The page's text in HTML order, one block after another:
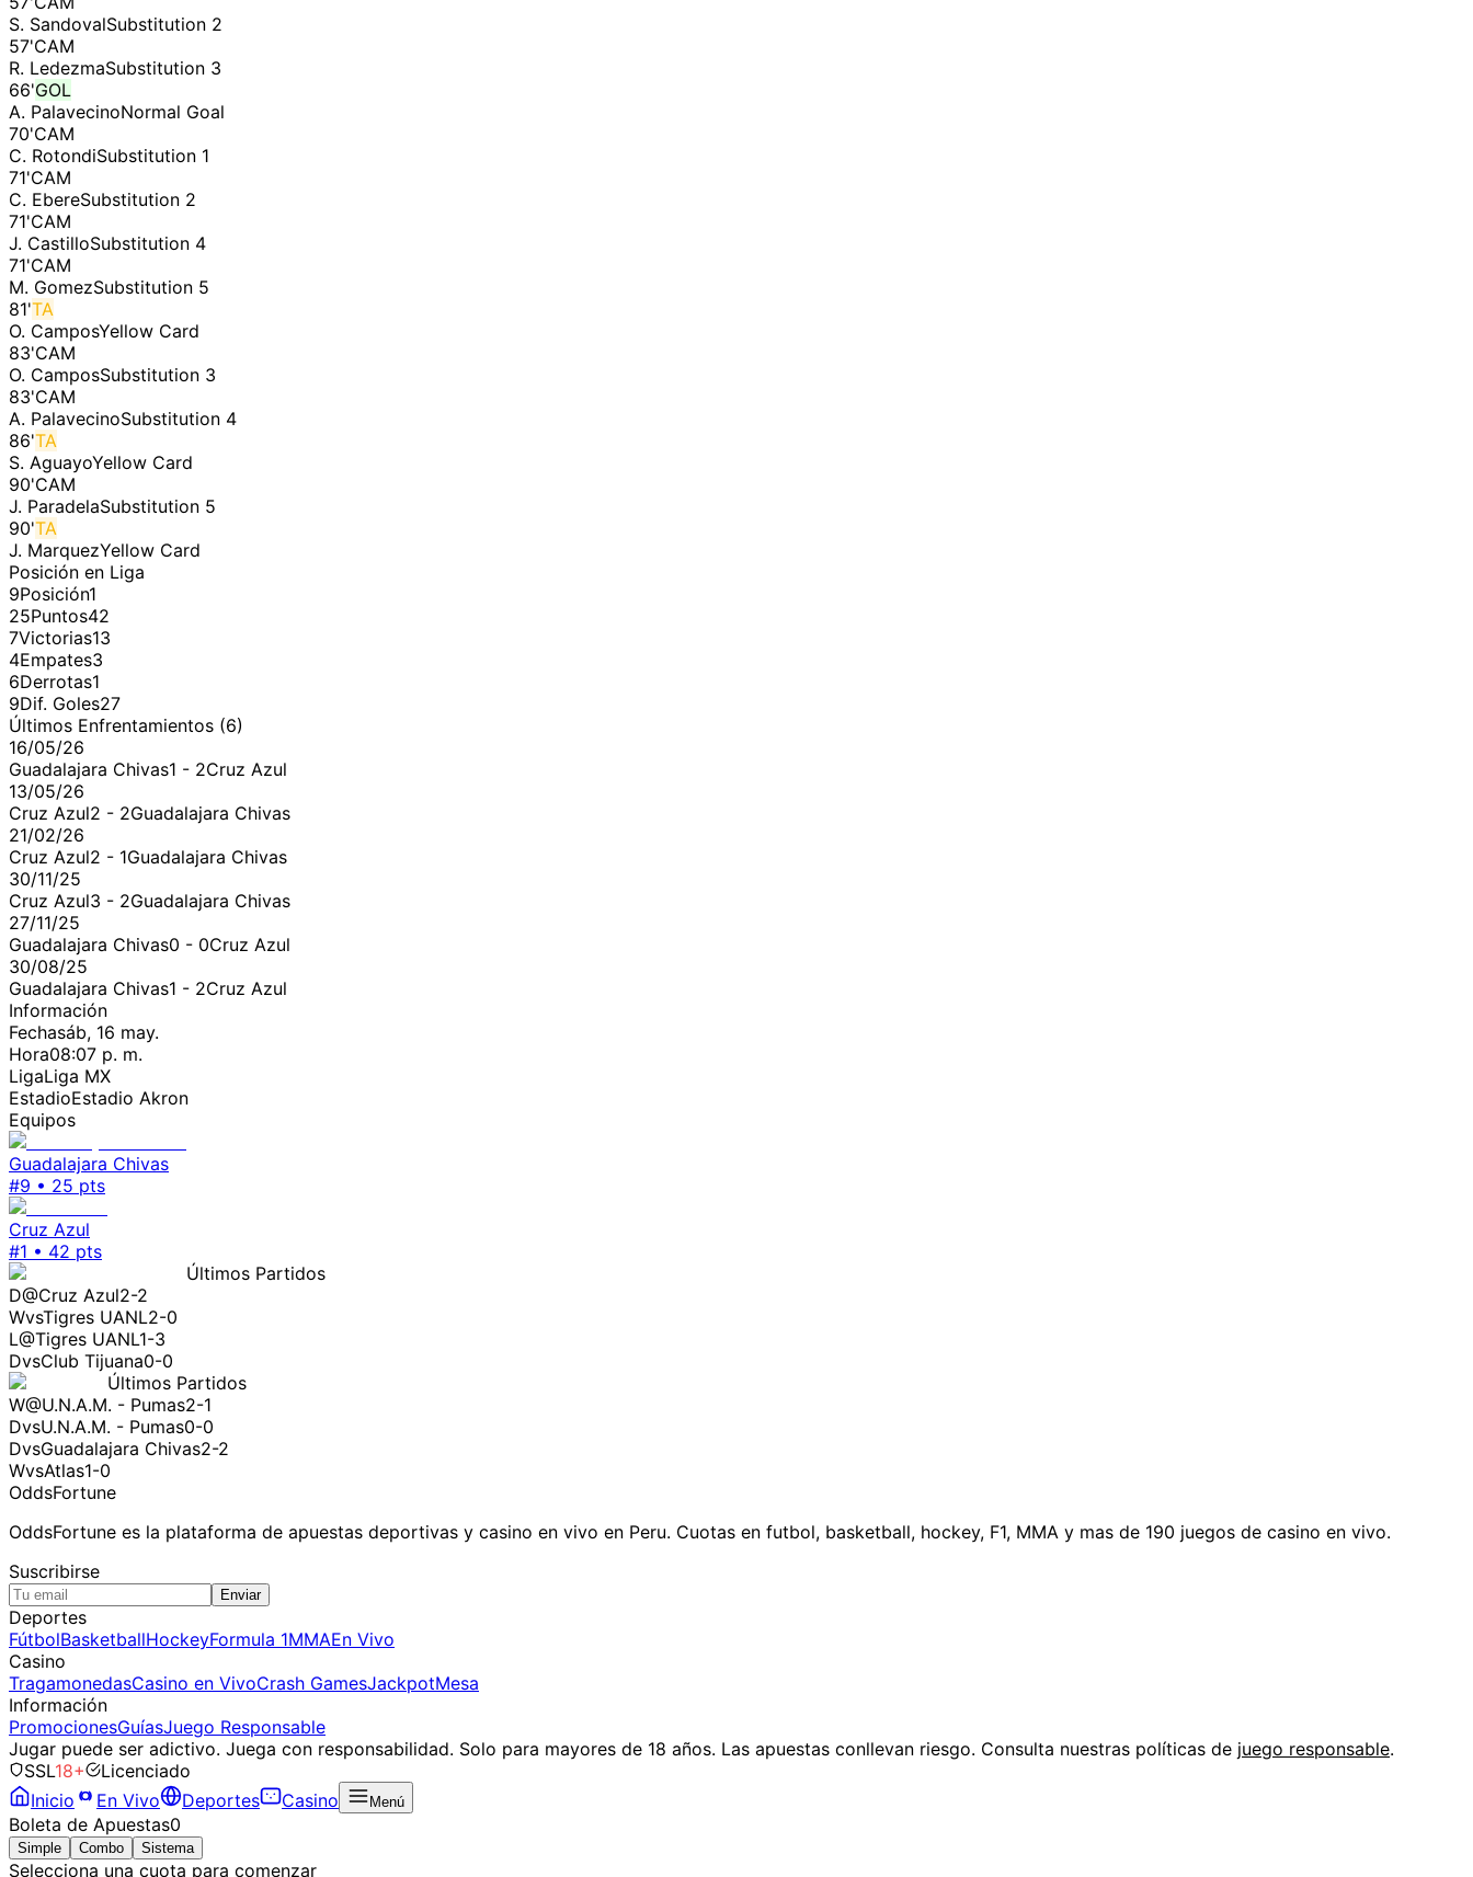
S. SandovalSubstitution 2
57'CAM
R. LedezmaSubstitution 3
66'GOL
A. PalavecinoNormal Goal
70'CAM
C. RotondiSubstitution 1
71'CAM
C. EbereSubstitution 2
71'CAM
J. CastilloSubstitution 4
71'CAM
M. GomezSubstitution 5
81'TA
O. CamposYellow Card
83'CAM
O. CamposSubstitution 3
83'CAM
A. PalavecinoSubstitution 4
86'TA
S. AguayoYellow Card
90'CAM
J. ParadelaSubstitution 5
90'TA
J. MarquezYellow Card
Posición en Liga
9Posición1
25Puntos42
7Victorias13
4Empates3
6Derrotas1
9Dif. Goles27
Últimos Enfrentamientos (6)
16/05/26
Guadalajara Chivas1 - 2Cruz Azul
13/05/26
Cruz Azul2 - 2Guadalajara Chivas
21/02/26
Cruz Azul2 - 1Guadalajara Chivas
30/11/25
Cruz Azul3 - 2Guadalajara Chivas
27/11/25
Guadalajara Chivas0 - 0Cruz Azul
30/08/25
Guadalajara Chivas1 - 2Cruz Azul
Información
Fechasáb, 16 may.
Hora08:07 p. m.
LigaLiga MX
EstadioEstadio Akron
Equipos
Guadalajara Chivas
#9 • 25 pts
Cruz Azul
#1 • 42 pts
Últimos Partidos
D@Cruz Azul2-2
WvsTigres UANL2-0
L@Tigres UANL1-3
DvsClub Tijuana0-0
Últimos Partidos
W@U.N.A.M. - Pumas2-1
DvsU.N.A.M. - Pumas0-0
DvsGuadalajara Chivas2-2
WvsAtlas1-0
OddsFortune
OddsFortune es la plataforma de apuestas deportivas y casino en vivo en Peru. Cuotas en futbol, basketball, hockey, F1, MMA y mas de 190 juegos de casino en vivo.
Suscribirse
Enviar
Deportes
FútbolBasketballHockeyFormula 1MMAEn Vivo
Casino
TragamonedasCasino en VivoCrash GamesJackpotMesa
Información
PromocionesGuíasJuego Responsable
Jugar puede ser adictivo. Juega con responsabilidad. Solo para mayores de 18 años. Las apuestas conllevan riesgo. Consulta nuestras políticas de juego responsable.
SSL18+
Licenciado
Inicio
En Vivo Deportes Casino Menú
Boleta de Apuestas0
Simple Combo Sistema
Selecciona una cuota para comenzar